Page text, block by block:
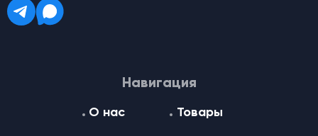
Навигация
О нас Товары